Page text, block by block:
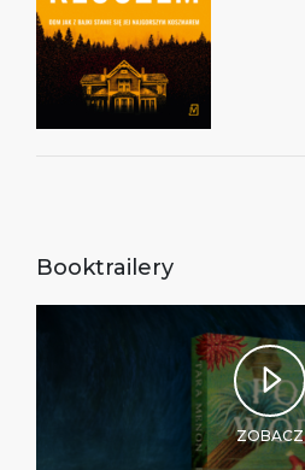
Booktrailery
ZOBACZ